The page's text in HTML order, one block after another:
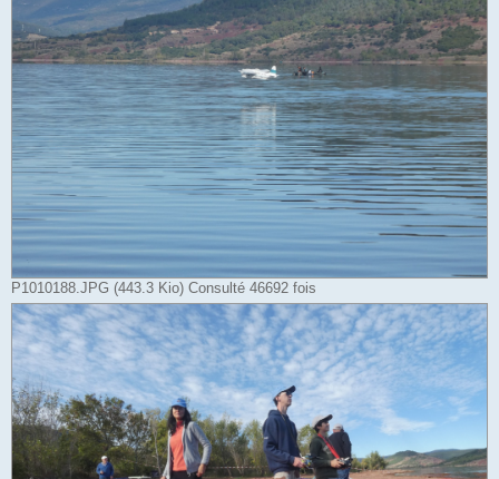
P1010188.JPG (443.3 Kio) Consulté 46692 fois